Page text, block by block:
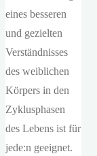
eines besseren
und gezielten
Verständnisses
des weiblichen
Körpers in den
Zyklusphasen
des Lebens ist für
jede:n geeignet.